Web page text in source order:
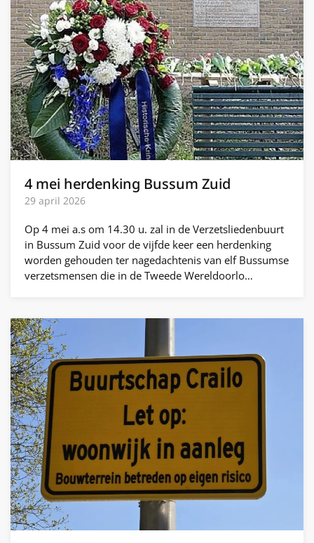
4 mei herdenking Bussum Zuid
29 april 2026
Op 4 mei a.s om 14.30 u. zal in de Verzetsliedenbuurt
in Bussum Zuid voor de vijfde keer een herdenking
worden gehouden ter nagedachtenis van elf Bussumse
verzetsmensen die in de Tweede Wereldoorlo…